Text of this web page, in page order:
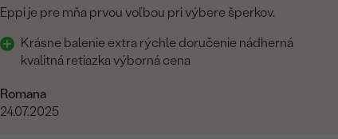
Eppi je pre mňa prvou voľbou pri výbere šperkov.
Krásne balenie extra rýchle doručenie nádherná
kvalitná retiazka výborná cena
Romana
24.07.2025